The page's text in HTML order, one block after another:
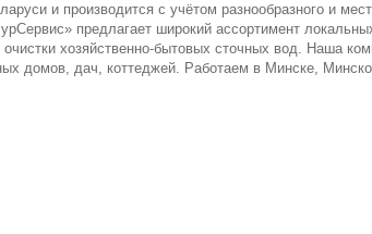
и производится с учётом разнообразного и
предлагает широкий ассортимент
хозяйственно-бытовых сточных вод. Наша
домов, дач, коттеджей. Работаем в Минске,